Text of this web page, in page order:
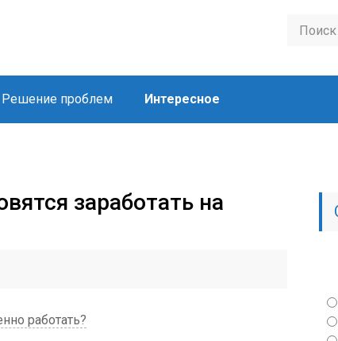
Решение проблем Интересное
заработать на
работать?